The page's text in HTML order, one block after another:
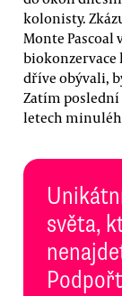
kolonisty.
Monte Pascoal
biokonzervace
dříve obývali,
Zatím poslední
letech
světa,